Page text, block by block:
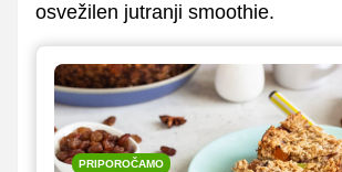
osvežilen jutranji smoothie.
PRIPOROČAMO